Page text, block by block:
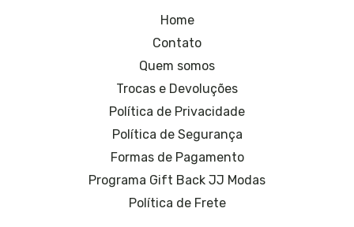
Home
Contato
Quem somos
Trocas e Devoluções
Política de Privacidade
Política de Segurança
Formas de Pagamento
Programa Gift Back JJ Modas
Política de Frete